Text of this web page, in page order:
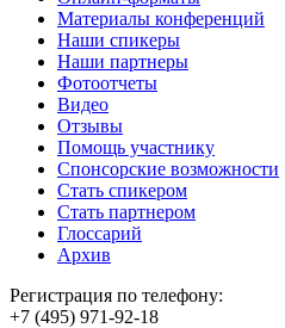
Материалы конференций
Наши спикеры
Наши партнеры
Фотоотчеты
Видео
Отзывы
Помощь участнику
Спонсорские возможности
Стать спикером
Стать партнером
Глоссарий
Архив
Регистрация по телефону:
+7 (495) 971-92-18